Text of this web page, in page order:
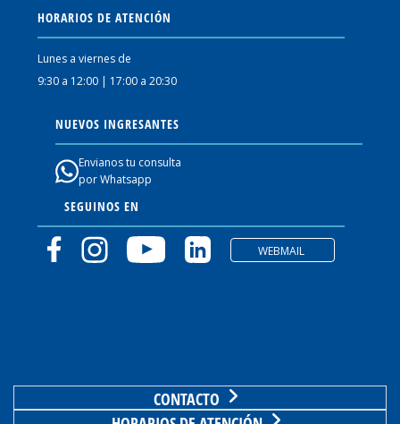
HORARIOS DE ATENCIÓN
Lunes a viernes de
9:30 a 12:00 | 17:00 a 20:30
NUEVOS INGRESANTES
Envianos tu consulta
por Whatsapp
SEGUINOS EN
WEBMAIL
CONTACTO